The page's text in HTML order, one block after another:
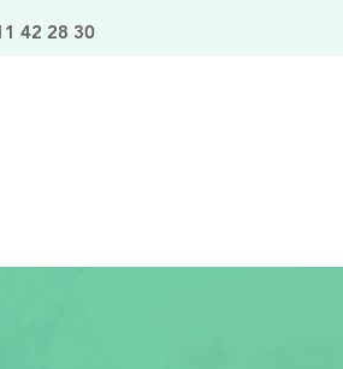
42 28 30